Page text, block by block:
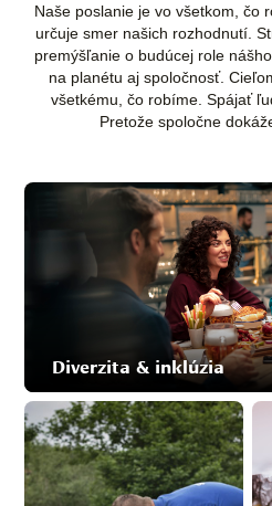
Naše poslanie je vo všetkom, čo
určuje smer našich rozhodnutí.
premýšľanie o budúcej role
na planétu aj spoločnosť.
všetkému, čo robíme. Spájať
Pretože spoločne
Diverzita & inklúzia